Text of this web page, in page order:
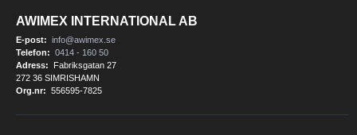
AWIMEX INTERNATIONAL AB
E-post: info@awimex.se
Telefon: 0414 - 160 50
Adress:
Fabriksgatan 27
272 36 SIMRISHAMN
Org.nr: 556595-7825